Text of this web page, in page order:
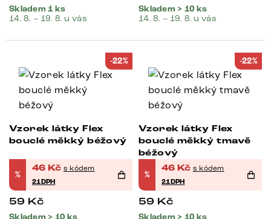
Skladem 1 ks
14. 8. – 19. 8. u vás
Skladem > 10 ks
14. 8. – 19. 8. u vás
-22%
Vzorek látky Flex
bouclé měkký béžový
%
46 Kč s kódem
21DPH
59 Kč
-22%
Vzorek látky Flex
bouclé měkký tmavě
béžový
%
46 Kč s kódem
21DPH
59 Kč